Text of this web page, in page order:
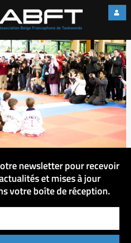
newsletter pour recevoir
et mises à jour
votre boîte de réception.